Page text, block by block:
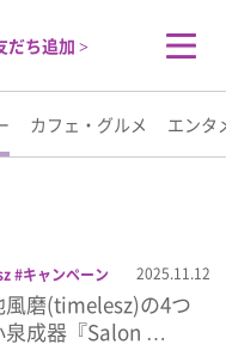
だち追加 >
カフェ・グルメ エンタ
キャンペーン
ン 小泉成器
2025.11.12
磨(timelesz)の4つ
泉成器『Salon …